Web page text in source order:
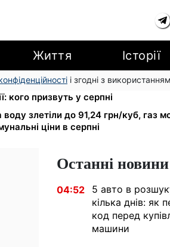
Життя Історії
і згодні з
та вечірники втрачають
кого призвуть у серпні
злетіли до 91,24 грн/куб, газ
ціни в серпні
Останні новини
04:52
5 авто в
кілька днів: як
код перед
машини